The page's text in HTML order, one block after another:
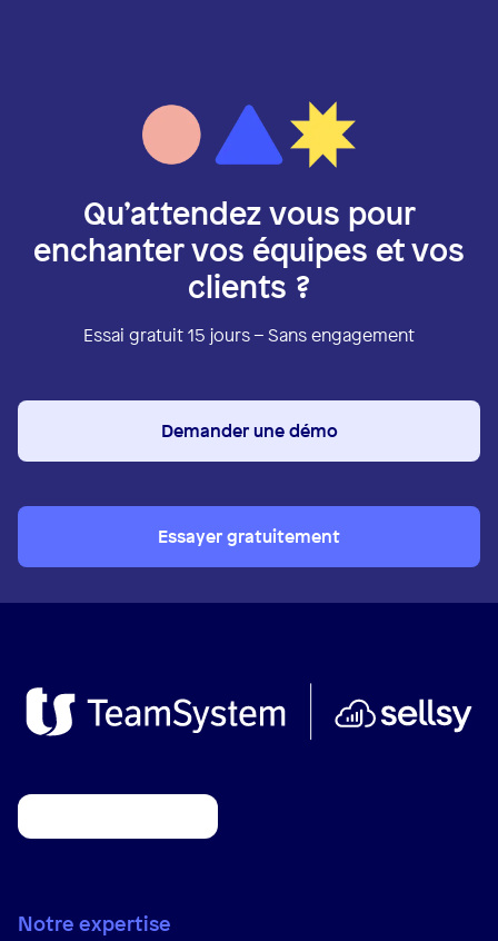
Qu’attendez vous pour
enchanter vos équipes et vos
clients ?
Essai gratuit 15 jours – Sans engagement
Demander une démo
Essayer gratuitement
Notre expertise